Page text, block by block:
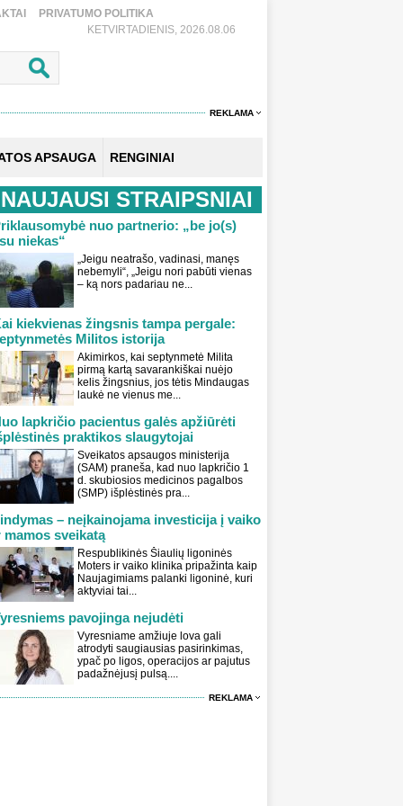
PRIVATUMO POLITIKA
KETVIRTADIENIS, 2026.08.06
REKLAMA
APSAUGA RENGINIAI
NAUJAUSI STRAIPSNIAI
nuo partnerio: „be jo(s)
niekas“
„Jeigu neatrašo, vadinasi, manęs
nebemyli“, „Jeigu nori pabūti vienas
– ką nors padariau ne...
kiekvienas žingsnis tampa pergale:
Militos istorija
Akimirkos, kai septynmetė Milita
pirmą kartą savarankiškai nuėjo
kelis žingsnius, jos tėtis Mindaugas
laukė ne vienus me...
lapkričio pacientus galės apžiūrėti
praktikos slaugytojai
Sveikatos apsaugos ministerija
(SAM) praneša, kad nuo lapkričio 1
d. skubiosios medicinos pagalbos
(SMP) išplėstinės pra...
– neįkainojama investicija į vaiko
mamos sveikatą
Respublikinės Šiaulių ligoninės
Moters ir vaiko klinika pripažinta kaip
Naujagimiams palanki ligoninė, kuri
aktyviai tai...
pavojinga nejudėti
Vyresniame amžiuje lova gali
atrodyti saugiausias pasirinkimas,
ypač po ligos, operacijos ar pajutus
padažnėjusį pulsą....
REKLAMA